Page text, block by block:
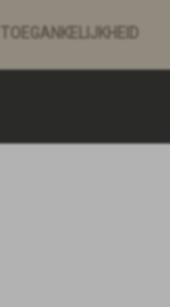
TOEGANKELIJKHEID